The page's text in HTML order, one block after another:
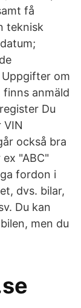
få
teknisk
om
anmäld
Du
VIN
också bra
"ABC"
fordon i
dvs. bilar,
Du kan
men du